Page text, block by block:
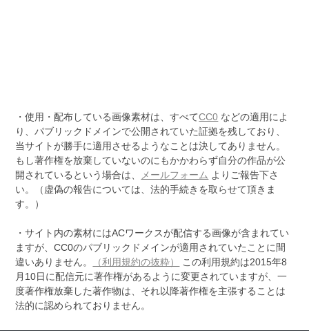
・使用・配布している画像素材は、すべてCC0 などの適用によ
り、パブリックドメインで公開されていた証拠を残しており、
当サイトが勝手に適用させるようなことは決してありません。
もし著作権を放棄していないのにもかかわらず自分の作品が公
開されているという場合は、
メールフォーム よりご報告下さ
い。（虚偽の報告については、法的手続きを取らせて頂きま
す。）
・サイト内の素材にはACワークスが配信する画像が含まれてい
ますが、CC0のパブリックドメインが適用されていたことに間
違いありません。
（利用規約の抜粋）
この利用規約は2015年8
月10日に配信元に著作権があるように変更されていますが、一
度著作権放棄した著作物は、それ以降著作権を主張することは
法的に認められておりません。